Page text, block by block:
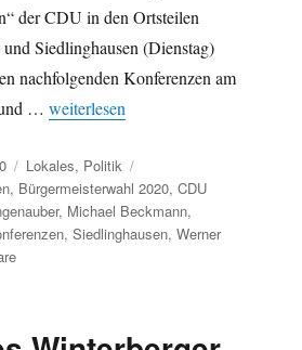
der CDU in den Ortsteilen
Siedlinghausen (Dienstag)
nachfolgenden Konferenzen am
und …„Michael Beckmann in
weiterlesen
Kategorien
Lokales, Politik
, Bürgermeisterwahl 2020,CDU
, Michael Beckmann,
,Siedlinghausen,Werner
zu